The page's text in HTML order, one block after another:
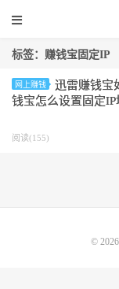
标签：赚钱宝固定IP
网上赚钱
迅雷赚钱宝
钱宝怎么设置固定IP
阅读(155)
©